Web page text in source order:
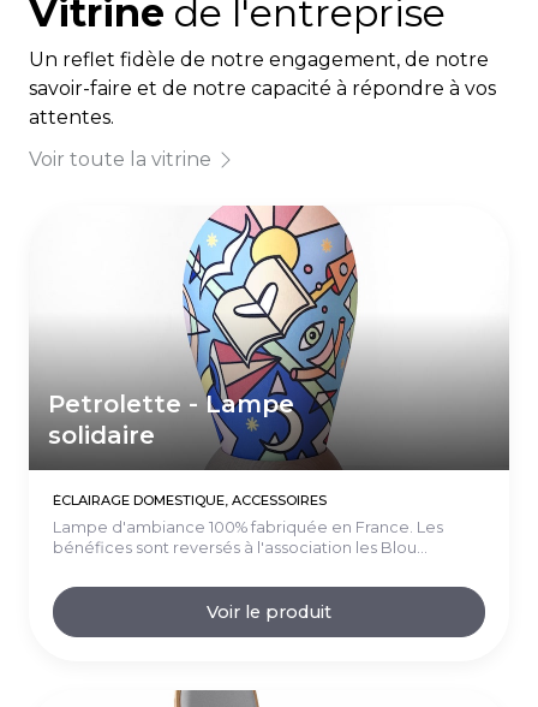
Vitrine de l'entreprise
Un reflet fidèle de notre engagement, de notre
savoir-faire et de notre capacité à répondre à vos
attentes.
Voir toute la vitrine
Petrolette - Lampe
solidaire
ÉCLAIRAGE DOMESTIQUE, ACCESSOIRES
Lampe d'ambiance 100% fabriquée en France. Les
bénéfices sont reversés à l'association les Blou...
Voir le produit